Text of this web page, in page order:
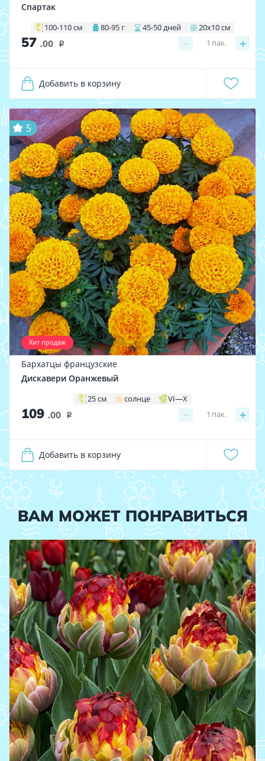
Спартак
100-110 см 80-95 г 45-50 дней 20х10 см
57 .00 i − +
1 пак.
Добавить в корзину
Хит продаж
5
Бархатцы французские
Дискавери Оранжевый
25 см солнце VI—X
109 .00 i − +
1 пак.
Добавить в корзину
ВАМ МОЖЕТ ПОНРАВИТЬСЯ